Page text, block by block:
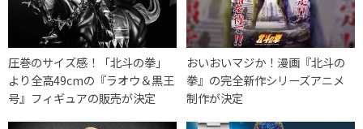
圧巻のサイズ感！「北斗の拳」
より全高49cmの『ラオウ＆黒王
号』フィギュアの販売が決定
おいおいマジか！漫画『北斗の
拳』の完全新作シリーズアニメ
制作が決定